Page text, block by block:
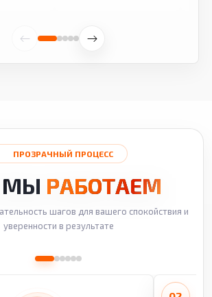
ПРОЗРАЧНЫЙ ПРОЦЕСС
МЫ РАБОТАЕМ
шагов для вашего спокойствия и
уверенности в результате